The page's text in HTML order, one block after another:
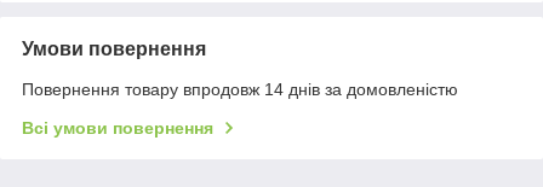
Умови повернення
Повернення товару впродовж 14 днів за домовленістю
Всі умови повернення